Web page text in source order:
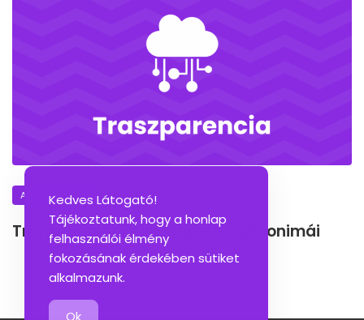
A NAP SZAVA
Transzparencia jelentése és szinonimái
Kedves Látogató!
Tájékoztatunk, hogy a honlap
felhasználói élmény
fokozásának érdekében sütiket
alkalmazunk.
Ok